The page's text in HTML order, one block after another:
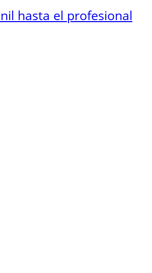
hasta el profesional